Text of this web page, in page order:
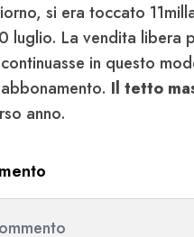
si era toccato
luglio. La vendita libera
in questo
Il tetto
anno.